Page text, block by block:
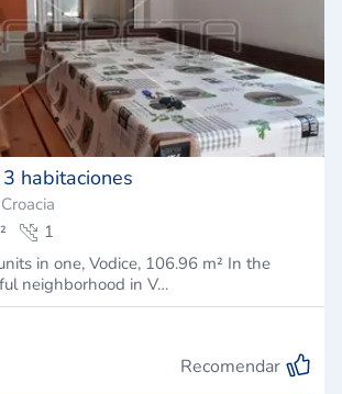
habitaciones
1
in one, Vodice, 106.96 m² In the
neighborhood in V…
Recomendar